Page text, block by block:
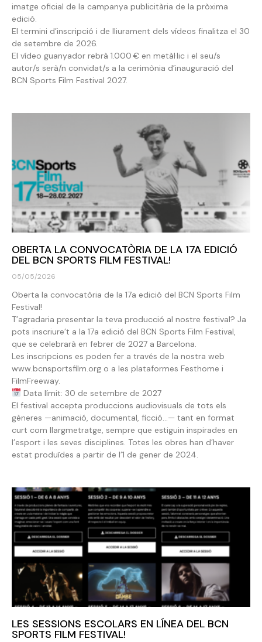
imatge oficial de la campanya publicitària de la pròxima
edició.
El termini d’inscripció i de lliurament dels vídeos finalitza el 30
de setembre de 2026.
El vídeo guanyador rebrà 1.000 € en metàl·lic i el seu/s
autor/s serà/n convidat/s a la cerimònia d’inauguració del
BCN Sports Film Festival 2027.
OBERTA LA CONVOCATÒRIA DE LA 17A EDICIÓ
DEL BCN SPORTS FILM FESTIVAL!
05/05/2026
Oberta la convocatòria de la 17a edició del BCN Sports Film
Festival!
T’agradaria presentar la teva producció al nostre festival? Ja
pots inscriure’t a la 17a edició del BCN Sports Film Festival,
que se celebrarà en febrer de 2027 a Barcelona.
Les inscripcions es poden fer a través de la nostra web
www.bcnsportsfilm.org o a les plataformes Festhome i
FilmFreeway.
Data límit: 30 de setembre de 2027
El festival accepta produccions audiovisuals de tots els
gèneres —animació, documental, ficció…— tant en format
curt com llargmetratge, sempre que estiguin inspirades en
l’esport i les seves disciplines. Totes les obres han d’haver
estat produïdes a partir de l’1 de gener de 2024.
LES SESSIONS ESCOLARS EN LÍNEA DEL BCN
SPORTS FILM FESTIVAL!